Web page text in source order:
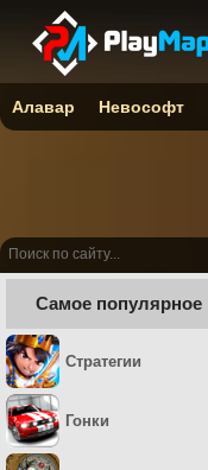
Самое популярное
Стратегии
Гонки
Алавар Невософт